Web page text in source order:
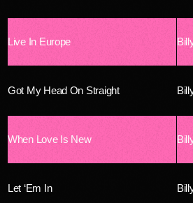
Live In Europe
Got My Head On Straight
When Love Is New
Let ‘Em In